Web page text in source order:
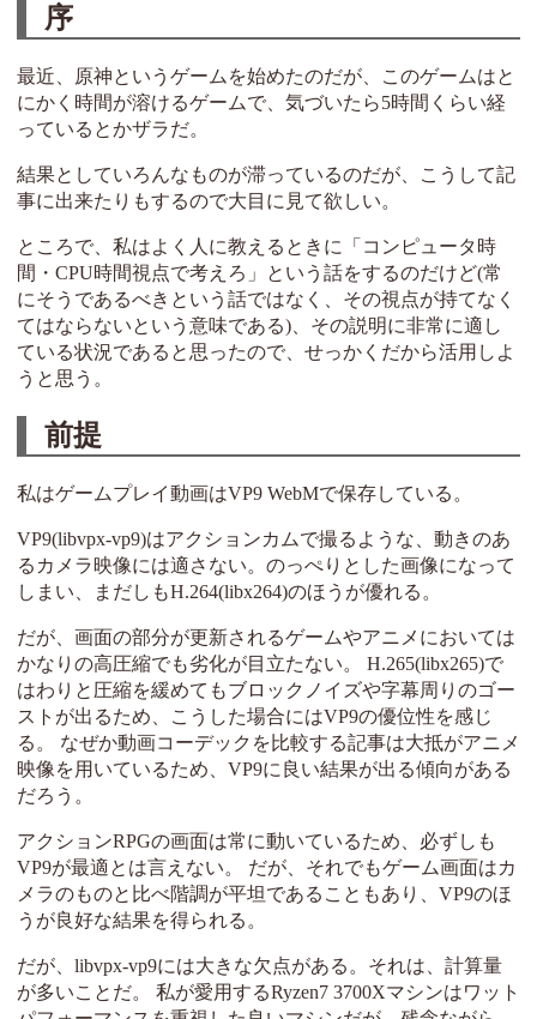
序
最近、原神というゲームを始めたのだが、このゲームはと
にかく時間が溶けるゲームで、気づいたら5時間くらい経
っているとかザラだ。
結果としていろんなものが滞っているのだが、こうして記
事に出来たりもするので大目に見て欲しい。
ところで、私はよく人に教えるときに「コンピュータ時
間・CPU時間視点で考えろ」という話をするのだけど(常
にそうであるべきという話ではなく、その視点が持てなく
てはならないという意味である)、その説明に非常に適し
ている状況であると思ったので、せっかくだから活用しよ
うと思う。
前提
私はゲームプレイ動画はVP9 WebMで保存している。
VP9(libvpx-vp9)はアクションカムで撮るような、動きのあ
るカメラ映像には適さない。のっぺりとした画像になって
しまい、まだしもH.264(libx264)のほうが優れる。
だが、画面の部分が更新されるゲームやアニメにおいては
かなりの高圧縮でも劣化が目立たない。 H.265(libx265)で
はわりと圧縮を緩めてもブロックノイズや字幕周りのゴー
ストが出るため、こうした場合にはVP9の優位性を感じ
る。 なぜか動画コーデックを比較する記事は大抵がアニメ
映像を用いているため、VP9に良い結果が出る傾向がある
だろう。
アクションRPGの画面は常に動いているため、必ずしも
VP9が最適とは言えない。 だが、それでもゲーム画面はカ
メラのものと比べ階調が平坦であることもあり、VP9のほ
うが良好な結果を得られる。
だが、libvpx-vp9には大きな欠点がある。それは、計算量
が多いことだ。 私が愛用するRyzen7 3700Xマシンはワット